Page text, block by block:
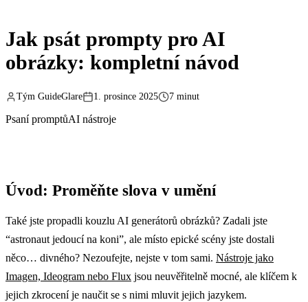
Jak psát prompty pro AI
obrázky: kompletní návod
Tým GuideGlare 1. prosince 2025 7 minut
Psaní promptůAI nástroje
Úvod: Proměňte slova v umění
Také jste propadli kouzlu AI generátorů obrázků? Zadali jste
“astronaut jedoucí na koni”, ale místo epické scény jste dostali
něco… divného? Nezoufejte, nejste v tom sami. Nástroje jako
Imagen, Ideogram nebo Flux jsou neuvěřitelně mocné, ale klíčem k
jejich zkrocení je naučit se s nimi mluvit jejich jazykem.